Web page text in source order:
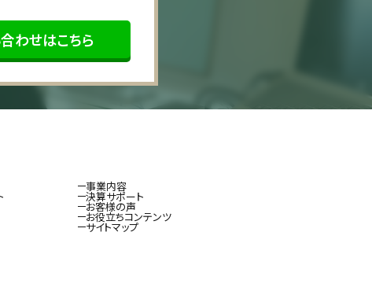
わせはこちら
事業内容
決算サポート
お客様の声
お役立ちコンテンツ
サイトマップ